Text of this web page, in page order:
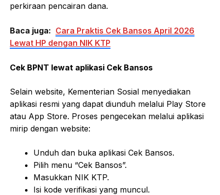
perkiraan pencairan dana.
Baca juga: Cara Praktis Cek Bansos April 2026
Lewat HP dengan NIK KTP
Cek BPNT lewat aplikasi Cek Bansos
Selain website, Kementerian Sosial menyediakan
aplikasi resmi yang dapat diunduh melalui Play Store
atau App Store. Proses pengecekan melalui aplikasi
mirip dengan website:
Unduh dan buka aplikasi Cek Bansos.
Pilih menu “Cek Bansos”.
Masukkan NIK KTP.
Isi kode verifikasi yang muncul.